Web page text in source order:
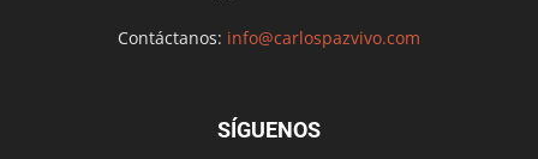
Contáctanos: info@carlospazvivo.com
SÍGUENOS